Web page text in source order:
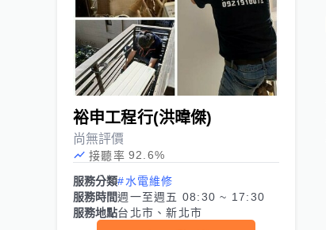
裕申工程行(洪暐傑)
尚無評價
接聽率 92.6%
服務分類#水電維修
服務時間週一至週五 08:30 ~ 17:30
服務地點台北市、新北市